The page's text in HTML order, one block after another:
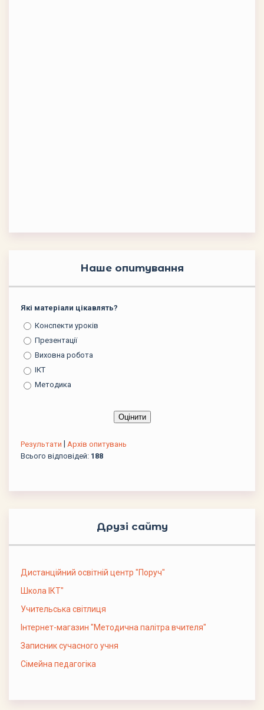
Наше опитування
Які матеріали цікавлять?
Конспекти уроків
Презентації
Виховна робота
ІКТ
Методика
Результати
Архів опитувань
Всього відповідей: 188
Друзі сайту
Дистанційний освітній центр "Поруч"
Школа ІКТ"
Учительська світлиця
Інтернет-магазин "Методична палітра вчителя"
Записник сучасного учня
Сімейна педагогіка